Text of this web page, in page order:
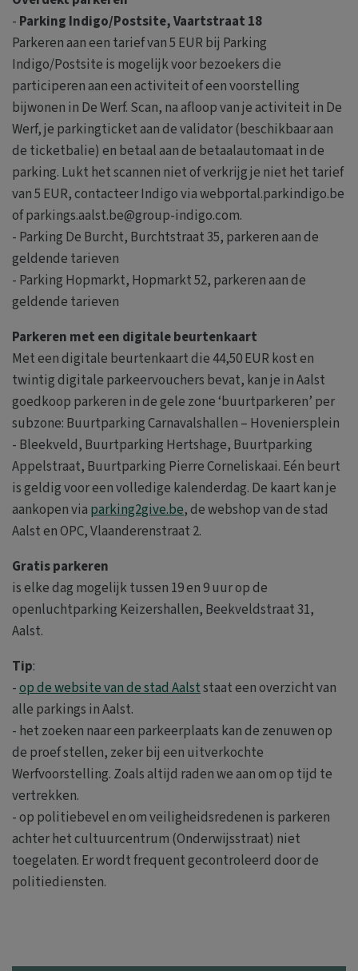
- Parking Indigo/Postsite, Vaartstraat 18
Parkeren aan een tarief van 5 EUR bij Parking
Indigo/Postsite is mogelijk voor bezoekers die
participeren aan een activiteit of een voorstelling
bijwonen in De Werf. Scan, na afloop van je activiteit in De
Werf, je parkingticket aan de validator (beschikbaar aan
de ticketbalie) en betaal aan de betaalautomaat in de
parking. Lukt het scannen niet of verkrijg je niet het tarief
van 5 EUR, contacteer Indigo via webportal.parkindigo.be
of parkings.aalst.be@group-indigo.com.
- Parking De Burcht, Burchtstraat 35, parkeren aan de
geldende tarieven
- Parking Hopmarkt, Hopmarkt 52, parkeren aan de
geldende tarieven
Parkeren met een digitale beurtenkaart
Met een digitale beurtenkaart die 44,50 EUR kost en
twintig digitale parkeervouchers bevat, kan je in Aalst
goedkoop parkeren in de gele zone ‘buurtparkeren’ per
subzone: Buurtparking Carnavalshallen – Hoveniersplein
- Bleekveld, Buurtparking Hertshage, Buurtparking
Appelstraat, Buurtparking Pierre Corneliskaai. Eén beurt
is geldig voor een volledige kalenderdag. De kaart kan je
aankopen via parking2give.be, de webshop van de stad
Aalst en OPC, Vlaanderenstraat 2.
Gratis parkeren
is elke dag mogelijk tussen 19 en 9 uur op de
openluchtparking Keizershallen, Beekveldstraat 31,
Aalst.
Tip:
-op de website van de stad Aalststaat een overzicht van
alle parkings in Aalst.
- het zoeken naar een parkeerplaats kan de zenuwen op
de proef stellen, zeker bij een uitverkochte
Werfvoorstelling. Zoals altijd raden we aan om op tijd te
vertrekken.
- op politiebevel en om veiligheidsredenen is parkeren
achter het cultuurcentrum (Onderwijsstraat) niet
toegelaten. Er wordt frequent gecontroleerd door de
politiediensten.